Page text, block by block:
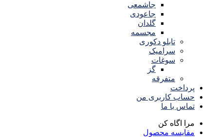
جاشمعی
جاعودی
گلدان
مجسمه
تابلو دکوری
سرامیک
سوغات
گز
متفرقه
پرداخت
حساب کاربری من
تماس با ما
مرا اگاه کن
مقایسه محصول